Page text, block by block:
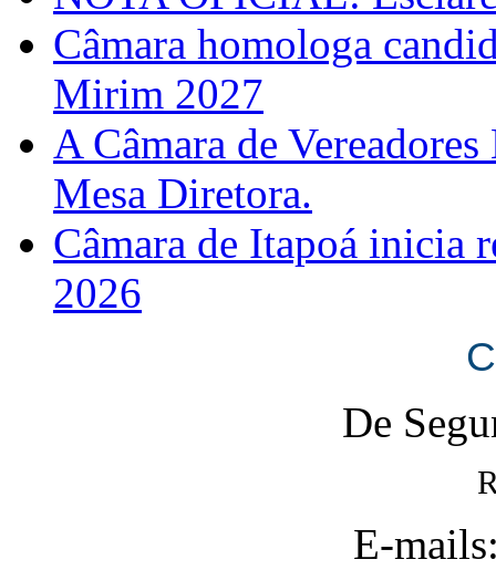
Câmara homologa
Mirim 2027
A Câmara de
Mesa Diretora.
Câmara de Itapoá inicia
2026
De
E-